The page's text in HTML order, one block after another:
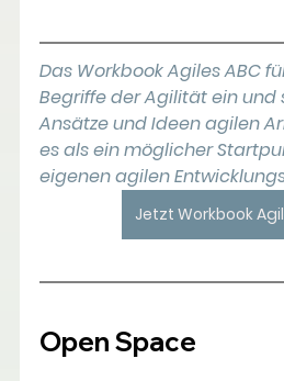
Das Workbook Agiles ABC
Begriffe der Agilität ein und
Ansätze und Ideen agilen
es als ein möglicher
eigenen agilen
Jetzt Workbook
Open Space